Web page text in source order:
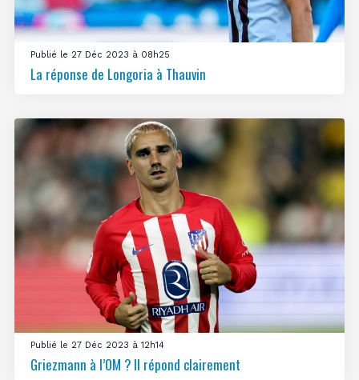
Publié le 27 Déc 2023 à 08h25
La réponse de Longoria à Thauvin
Publié le 27 Déc 2023 à 12h14
Griezmann à l’OM ? Il répond clairement